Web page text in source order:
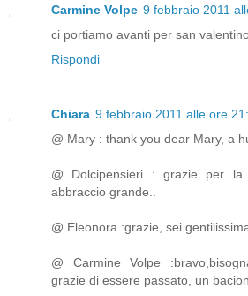
Carmine Volpe 9 febbraio 2011
ci portiamo avanti per san
Rispondi
Chiara 9 febbraio 2011 alle ore
@ Mary : thank you dear Mary, a
@ Dolcipensieri : grazie per
abbraccio grande..
@ Eleonora :grazie, sei
@ Carmine Volpe
grazie di essere passato, un